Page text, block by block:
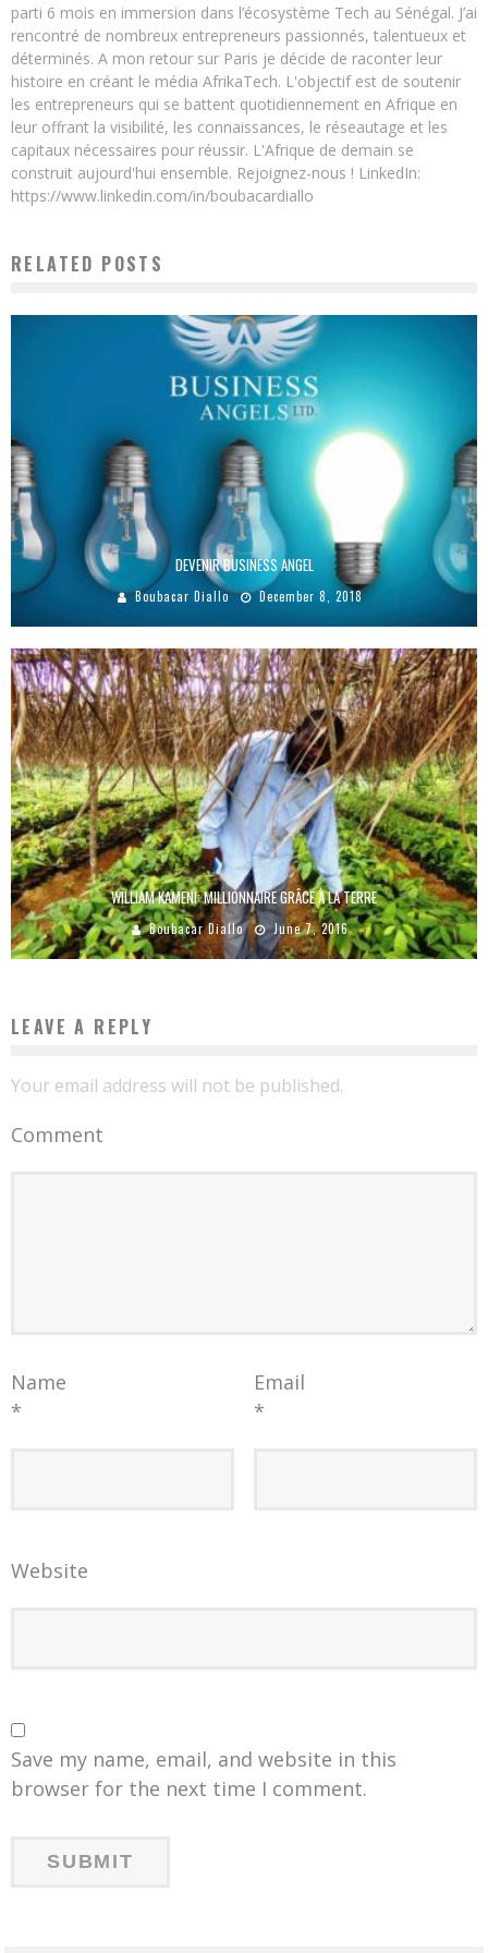
parti 6 mois en immersion dans l’écosystème Tech au Sénégal. J’ai
rencontré de nombreux entrepreneurs passionnés, talentueux et
déterminés. A mon retour sur Paris je décide de raconter leur
histoire en créant le média AfrikaTech. L'objectif est de soutenir
les entrepreneurs qui se battent quotidiennement en Afrique en
leur offrant la visibilité, les connaissances, le réseautage et les
capitaux nécessaires pour réussir. L'Afrique de demain se
construit aujourd'hui ensemble. Rejoignez-nous ! LinkedIn:
https://www.linkedin.com/in/boubacardiallo
RELATED POSTS
DEVENIR BUSINESS ANGEL
Boubacar Diallo December 8, 2018
WILLIAM KAMENI: MILLIONNAIRE GRÂCE À LA TERRE
Boubacar Diallo June 7, 2016
LEAVE A REPLY
Your email address will not be published.
Comment
Name
*
Email
*
Website
Save my name, email, and website in this
browser for the next time I comment.